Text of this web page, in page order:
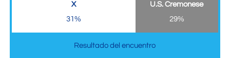
X
31%
U.S. Cremonese
29%
Resultado del encuentro